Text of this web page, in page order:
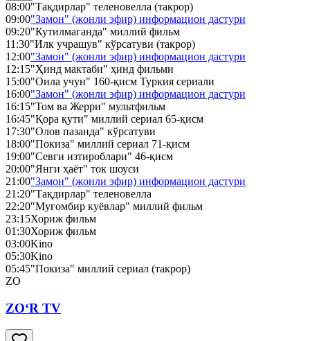
08:00"Тақдирлар" теленовелла (такрор)
09:00"Замон" (жонли эфир) информацион дастури
09:20"Кутилмаганда" миллий фильм
11:30"Илк учрашув" кўрсатуви (такрор)
12:00"Замон" (жонли эфир) информацион дастури
12:15"Ҳинд мактаби" ҳинд фильми
15:00"Оила учун" 160-қисм Туркия сериали
16:00"Замон" (жонли эфир) информацион дастури
16:15"Том ва Жерри" мультфильм
16:45"Қора қути" миллий сериал 65-қисм
17:30"Олов пазанда" кўрсатуви
18:00"Покиза" миллий сериал 71-қисм
19:00"Севги изтироблари" 46-қисм
20:00"Янги ҳаёт" ток шоуси
21:00"Замон" (жонли эфир) информацион дастури
21:20"Тақдирлар" теленовелла
22:20"Муғомбир куёвлар" миллий фильм
23:15Хориж фильм
01:30Хориж фильм
03:00Kino
05:30Kino
05:45"Покиза" миллий сериал (такрор)
ZO
ZO‘R TV